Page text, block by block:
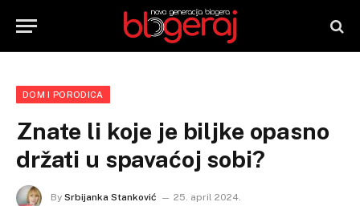
DOM I PORODICA
Znate li koje je biljke opasno
držati u spavaćoj sobi?
By Srbijanka Stanković
25. april 2024.